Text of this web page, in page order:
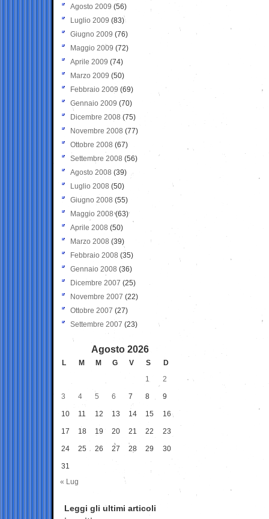
Agosto 2009 (56)
Luglio 2009 (83)
Giugno 2009 (76)
Maggio 2009 (72)
Aprile 2009 (74)
Marzo 2009 (50)
Febbraio 2009 (69)
Gennaio 2009 (70)
Dicembre 2008 (75)
Novembre 2008 (77)
Ottobre 2008 (67)
Settembre 2008 (56)
Agosto 2008 (39)
Luglio 2008 (50)
Giugno 2008 (55)
Maggio 2008(63)
Aprile 2008 (50)
Marzo 2008 (39)
Febbraio 2008 (35)
Gennaio 2008 (36)
Dicembre 2007 (25)
Novembre 2007 (22)
Ottobre 2007 (27)
Settembre 2007 (23)
Agosto 2026
L M M G V S
D
1
2
3 4 5 6 7 8 9
10 11 12 13 14 15 16
17 18 19 20 21 22 23
24 25 26 27 28 29 30
31
« Lug
Leggi gli ultimi articoli